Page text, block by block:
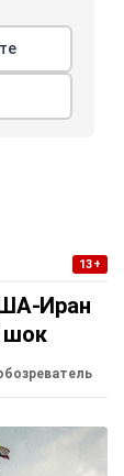
13+
Иран
шок